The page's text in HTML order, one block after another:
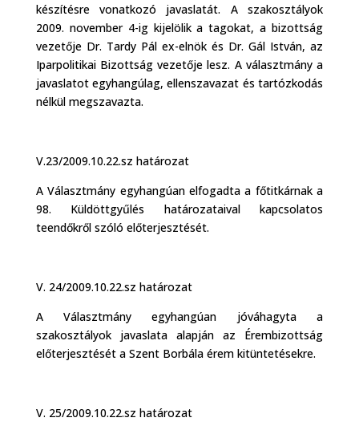
készítésre vonatkozó javaslatát. A szakosztályok
2009. november 4-ig kijelölik a tagokat, a bizottság
vezetője Dr. Tardy Pál ex-elnök és Dr. Gál István, az
Iparpolitikai Bizottság vezetője lesz. A választmány a
javaslatot egyhangúlag, ellenszavazat és tartózkodás
nélkül megszavazta.
V.23/2009.10.22.sz határozat
A Választmány egyhangúan elfogadta a főtitkárnak a
98. Küldöttgyűlés határozataival kapcsolatos
teendőkről szóló előterjesztését.
V. 24/2009.10.22.sz határozat
A Választmány egyhangúan jóváhagyta a
szakosztályok javaslata alapján az Érembizottság
előterjesztését a Szent Borbála érem kitüntetésekre.
V. 25/2009.10.22.sz határozat